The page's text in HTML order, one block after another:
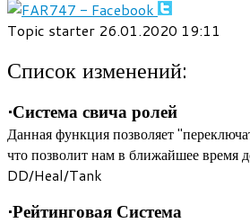
Topic starter 26.01.2020 19:11
Список изменений:
•Система свича ролей
Данная функция позволяет
что позволит нам в ближайшее время
DD/Heal/Tank
•Рейтинговая Система